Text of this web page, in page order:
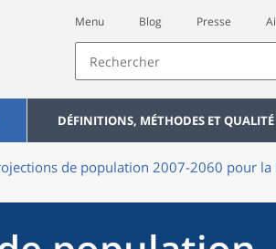
Menu Blog Presse
DÉFINITIONS, MÉTHODES ET QUALITÉ
de population 2007-2060 pour